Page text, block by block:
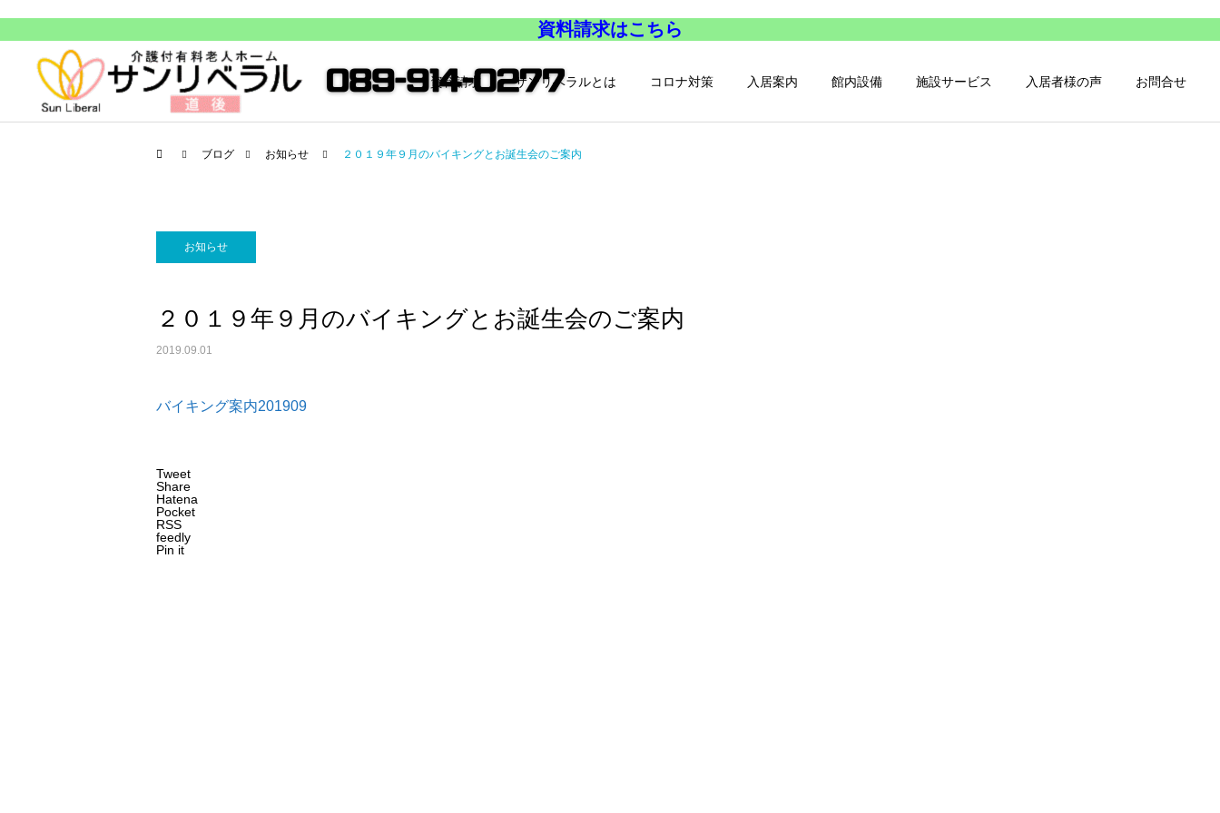
資料請求はこちら
資料請求 サンリベラルとは コロナ対策 入居案内 館内設備 施設サービス 入居者様の声 お問合せ
ブログ お知らせ ２０１９年９月のバイキングとお誕生会のご案内
お知らせ
２０１９年９月のバイキングとお誕生会のご案内
2019.09.01
バイキング案内201909
Tweet
Share
Hatena
Pocket
RSS
feedly
Pin it